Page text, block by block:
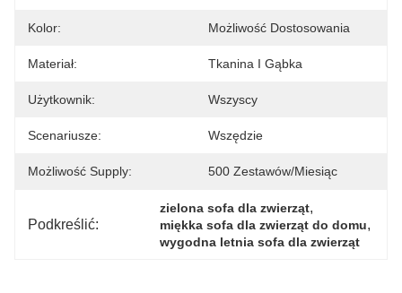
Kolor: Możliwość Dostosowania
Materiał: Tkanina I Gąbka
Użytkownik: Wszyscy
Scenariusze: Wszędzie
Możliwość Supply: 500 Zestawów/miesiąc
Podkreślić:
zielona sofa dla zwierząt,
miękka sofa dla zwierząt do domu
wygodna letnia sofa dla zwierząt